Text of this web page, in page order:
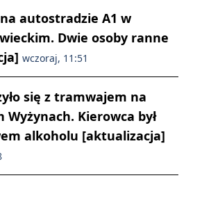
autostradzie A1 w
Dwie osoby ranne
wczoraj, 11:51
się z tramwajem na
Wyżynach. Kierowca był
alkoholu [aktualizacja]